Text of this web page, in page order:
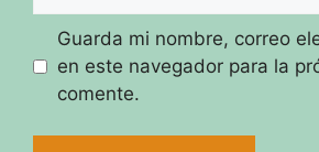
Guarda mi nombre, correo
en este navegador para la
comente.